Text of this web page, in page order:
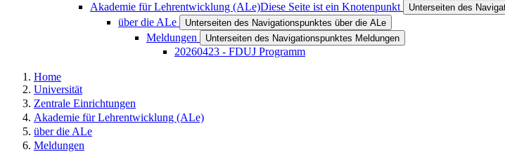
Akademie für Lehrentwicklung (ALe)Diese Seite ist ein Knotenpunkt Unterseiten des
über die ALe Unterseiten des Navigationspunktes über die ALe
Meldungen Unterseiten des Navigationspunktes Meldungen
20260423 - FDUJ Programm
Home
Universität
Zentrale Einrichtungen
Akademie für Lehrentwicklung (ALe)
über die ALe
Meldungen